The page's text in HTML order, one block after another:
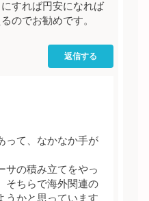
すれば円安になれば
のでお勧めです。
返信する
って、なかなか手が
サの積み立てをやっ
そちらで海外関連の
うかと思っています